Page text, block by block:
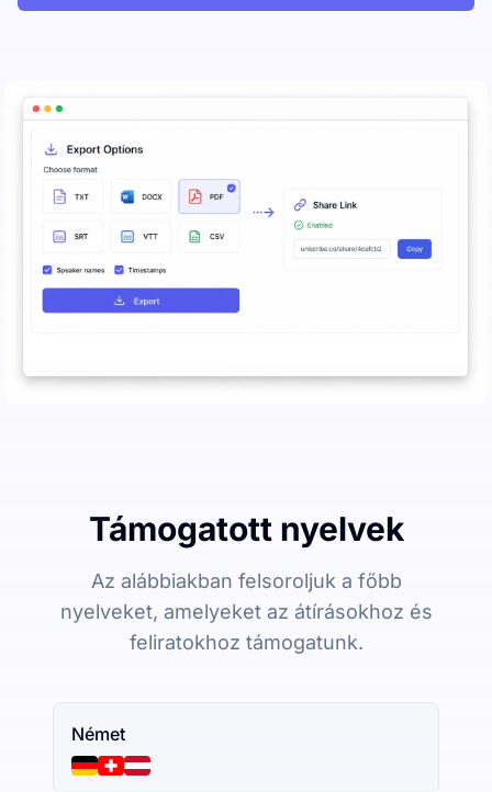
Támogatott nyelvek
Az alábbiakban felsoroljuk a főbb
nyelveket, amelyeket az átírásokhoz és
feliratokhoz támogatunk.
Német